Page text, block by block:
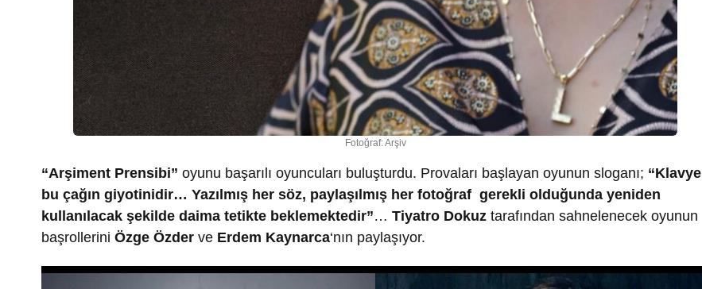
Fotoğraf: Arşiv
“Arşiment Prensibi” oyunu başarılı oyuncuları buluşturdu. Provaları başlayan oyunun sloganı; “Klavye
bu çağın giyotinidir… Yazılmış her söz, paylaşılmış her fotoğraf gerekli olduğunda yeniden
kullanılacak şekilde daima tetikte beklemektedir”… Tiyatro Dokuz tarafından sahnelenecek oyunun
başrollerini Özge Özder ve Erdem Kaynarca‘nın paylaşıyor.